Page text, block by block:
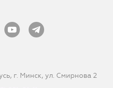
г. Минск, ул. Смирнова 2